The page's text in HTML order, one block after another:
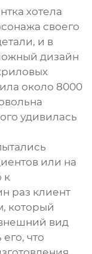
хотела
своего
и в
дизайн
около 8000
удивилась
или на
к
раз клиент
который
вид
что